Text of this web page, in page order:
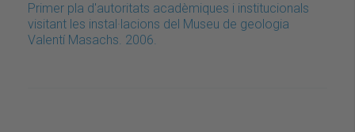
Primer pla d'autoritats acadèmiques i institucionals
visitant les instal·lacions del Museu de geologia
Valentí Masachs. 2006.